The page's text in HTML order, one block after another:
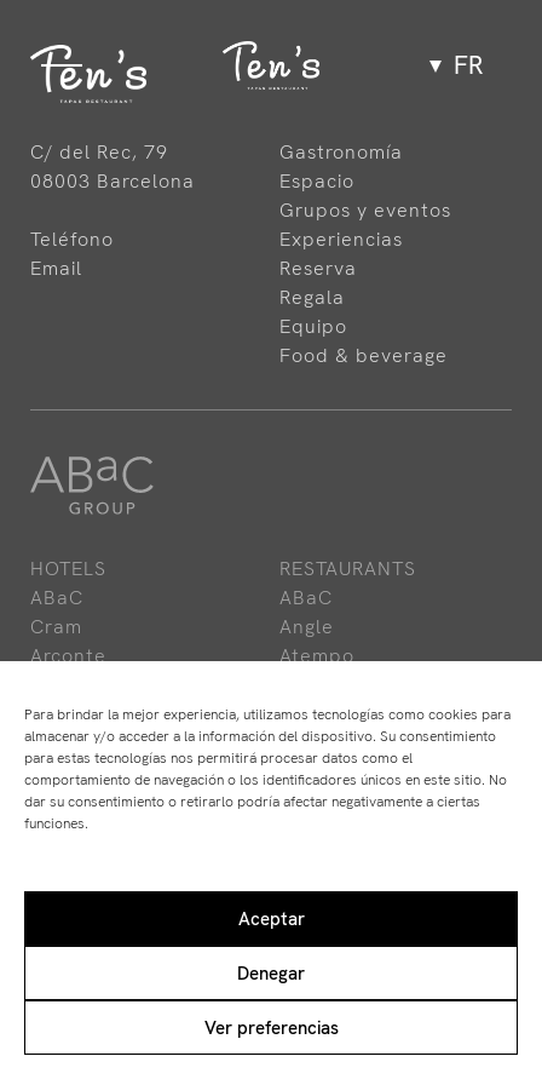
Para brindar la mejor experiencia, utilizamos tecnologías como cookies para
almacenar y/o acceder a la información del dispositivo. Su consentimiento
para estas tecnologías nos permitirá procesar datos como el
comportamiento de navegación o los identificadores únicos en este sitio. No
dar su consentimiento o retirarlo podría afectar negativamente a ciertas
funciones.
Aceptar
Denegar
Ver preferencias
FR
Gastronomie
Espace
Groupes et événements
Équipe
C/ del Rec, 79
08003 Barcelona
Teléfono
Email
Gastronomía
Espacio
Grupos y eventos
Experiencias
Reserva
Regala
Equipo
Food & beverage
HOTELS
ABaC
Cram
Arconte
RESTAURANTS
ABaC
Angle
Atempo
Mention légale